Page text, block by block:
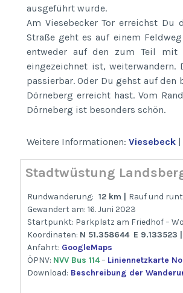
ausgeführt wurde.
Am Viesebecker Tor erreichst
Straße geht es auf einem
entweder auf den zum Teil mit
eingezeichnet ist,
passierbar. Oder Du gehst auf
Dörneberg erreicht hast. Vom
Dörneberg ist besonders schön.
Weitere Informationen: Viesebeck|
Stadtwüstung
Rundwanderung: 12 km | Rauf und
Gewandert am: 16. Juni 2023
Startpunkt: Parkplatz am Friedhof –
Koordinaten: N 51.358644 E 9.133523 |
Anfahrt: GoogleMaps
ÖPNV: NVV Bus 114– Liniennetzkarte
Download: Beschreibung der